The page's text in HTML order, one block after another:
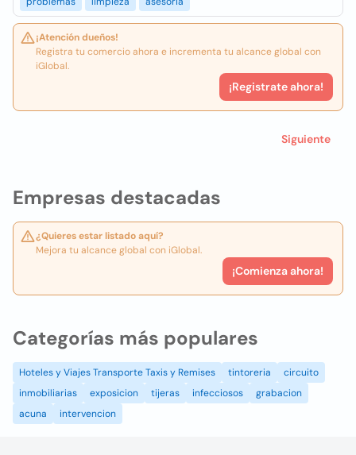
Empresas destacadas
¿Quieres estar listado aquí?
Mejora tu alcance global con iGlobal.
¡Comienza ahora!
¡Atención dueños!
Registra tu comercio ahora e incrementa tu alcance global con
iGlobal.
¡Registrate ahora!
Siguiente
Categorías más populares
Hoteles y Viajes Transporte Taxis y Remises tintoreria
circuito
inmobiliarias
exposicion tijeras infecciosos
grabacion
acuna
intervencion